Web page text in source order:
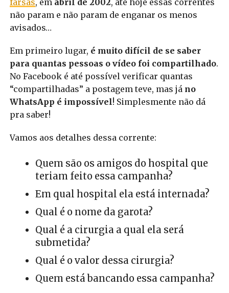
farsas, emabril de 2002, até hoje essas correntes
não param e não param de enganar os menos
avisados…
Em primeiro lugar, é muito difícil de se saber
para quantas pessoas o vídeo foi compartilhado.
No Facebook é até possível verificar quantas
“compartilhadas” a postagem teve, mas já no
WhatsApp é impossível! Simplesmente não dá
pra saber!
Vamos aos detalhes dessa corrente:
Quem são os amigos do hospital que
teriam feito essa campanha?
Em qual hospital ela está internada?
Qual é o nome da garota?
Qual é a cirurgia a qual ela será
submetida?
Qual é o valor dessa cirurgia?
Quem está bancando essa campanha?